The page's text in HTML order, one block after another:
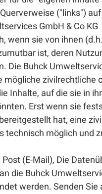
("links")
GmbH & Co
wenn sie von ihnen
ist, deren
Die Buhck
mögliche zivilrechtliche
Inhalte, auf die sie in
Erst wenn sie
hat, eine
technisch möglich und
(E-Mail), Die
die Buhck
werden. Senden